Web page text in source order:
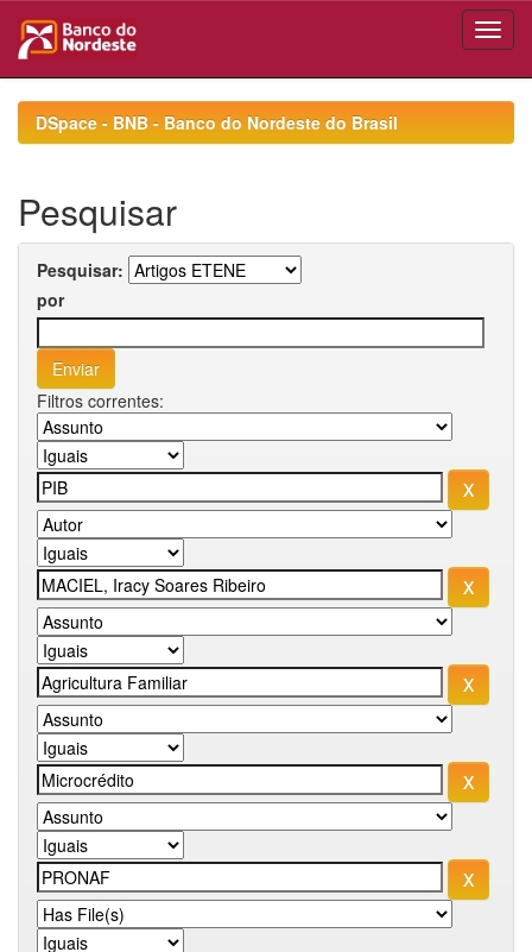
navigationDSpace - BNB - Banco do Nordeste do Brasil
Pesquisar
Pesquisar:
por
Filtros correntes: